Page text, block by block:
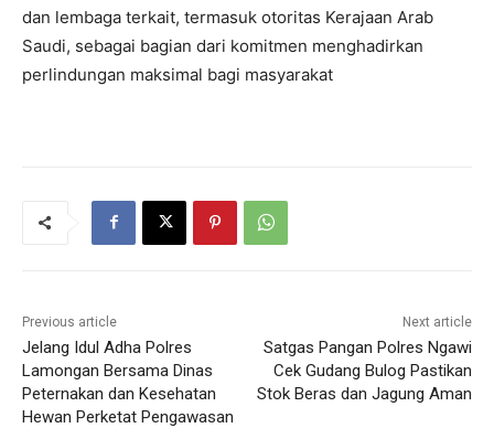
dan lembaga terkait, termasuk otoritas Kerajaan Arab
Saudi, sebagai bagian dari komitmen menghadirkan
perlindungan maksimal bagi masyarakat
Previous article
Jelang Idul Adha Polres
Lamongan Bersama Dinas
Peternakan dan Kesehatan
Hewan Perketat Pengawasan
Next article
Satgas Pangan Polres Ngawi
Cek Gudang Bulog Pastikan
Stok Beras dan Jagung Aman